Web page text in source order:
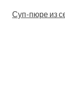
Суп-пюре из